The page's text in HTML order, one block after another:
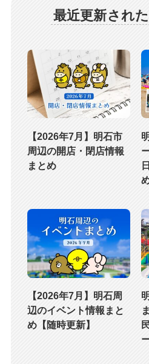
最近更新され
【2026年7月】明石市
周辺の開店・閉店情報
まとめ
【2026年7月】明石周
辺のイベント情報まと
め【随時更新】